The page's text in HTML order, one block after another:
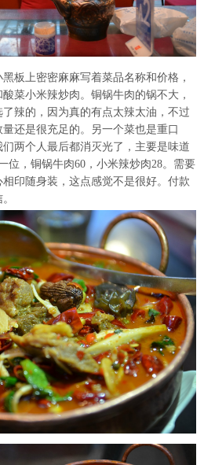
板上密密麻麻写着菜品名称和价格，
菜小米辣炒肉。铜锅牛肉的锅不大，
辣的，因为真的有点太辣太油，不过
还是很充足的。另一个菜也是重口
两个人最后都消灭光了，主要是味道
位，铜锅牛肉60，小米辣炒肉28。需要
印随身装，这点感觉不是很好。付款